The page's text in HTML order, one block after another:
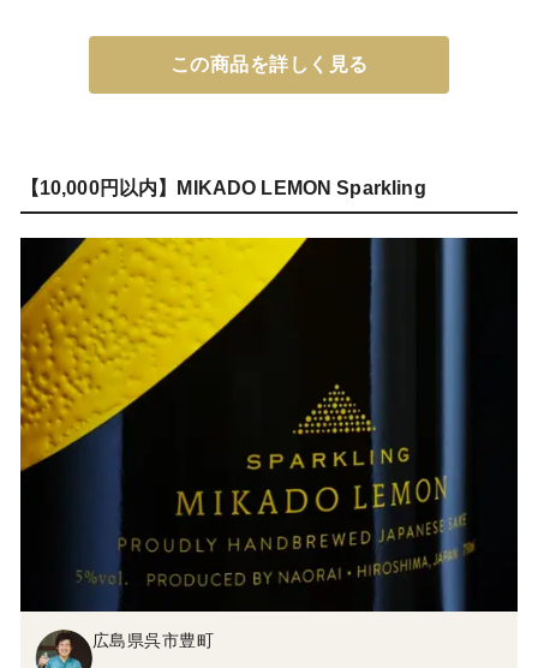
この商品を詳しく見る
【10,000円以内】MIKADO LEMON Sparkling
広島県呉市豊町